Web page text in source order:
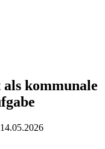
als kommunale